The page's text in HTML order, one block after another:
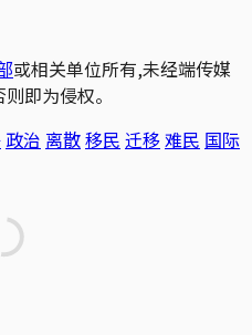
或相关单位所有,未经端传媒
即为侵权。
政治 离散移民 迁移难民 国际